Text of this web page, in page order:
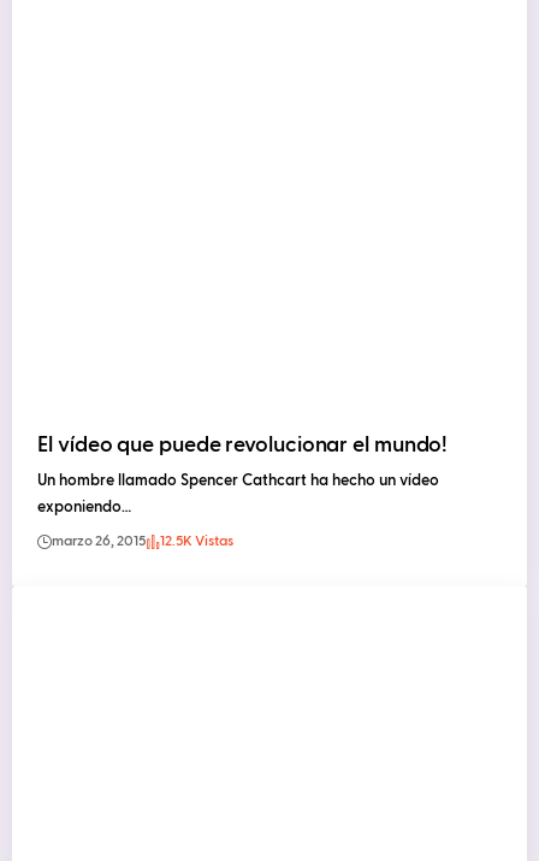
El vídeo que puede revolucionar el mundo!
Un hombre llamado Spencer Cathcart ha hecho un vídeo
exponiendo…
marzo 26, 2015 12.5K Vistas